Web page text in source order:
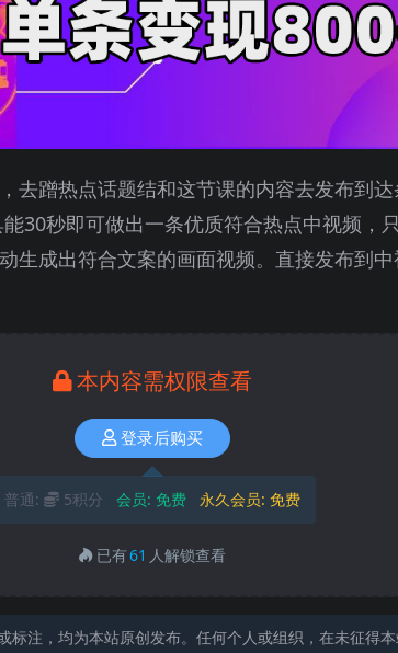
去蹭热点话题结和这节课的内容去发布到
30秒即可做出一条优质符合热点中视频，
生成出符合文案的画面视频。直接发布到
本内容需权限查看
登录后购买
普通: 5积分 会员: 免费 永久会员: 免费
已有61 人解锁查看
标注，均为本站原创发布。任何个人或组织，在未征得